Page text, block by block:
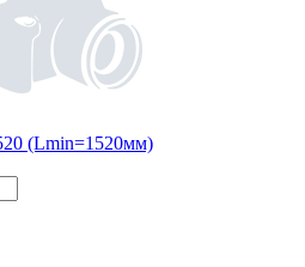
(Lmin=1520мм)